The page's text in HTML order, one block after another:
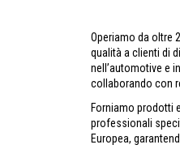
Operiamo da oltre
qualità a clienti di
nell’automotive e
collaborando con
Forniamo prodotti
professionali
Europea,